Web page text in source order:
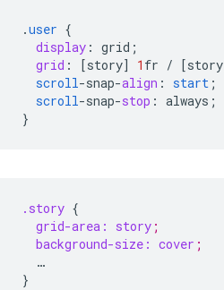
.user {
display : grid ;
grid : [story] 1 fr / [story
scroll-snap-align : start ;
scroll-snap-stop : always ;
}
.story {
grid-area:
story ;
background-size: cover ;
…
}